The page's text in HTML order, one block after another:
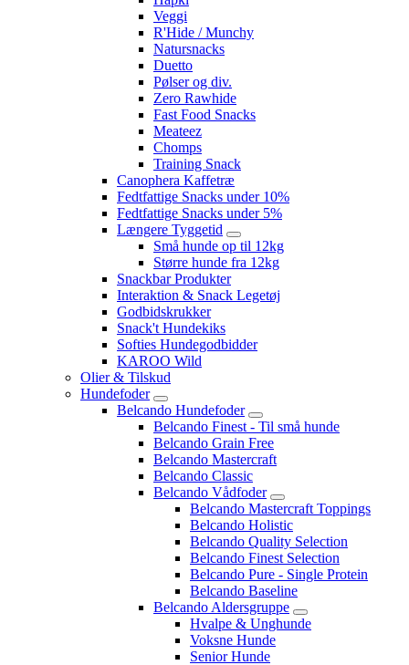
Veggi
R'Hide / Munchy
Natursnacks
Duetto
Pølser og div.
Zero Rawhide
Fast Food Snacks
Meateez
Chomps
Training Snack
Canophera Kaffetræ
Fedtfattige Snacks under 10%
Fedtfattige Snacks under 5%
Længere Tyggetid
Små hunde op til 12kg
Større hunde fra 12kg
Snackbar Produkter
Interaktion & Snack Legetøj
Godbidskrukker
Snack't Hundekiks
Softies Hundegodbidder
KAROO Wild
Olier & Tilskud
Hundefoder
Belcando Hundefoder
Belcando Finest - Til små hunde
Belcando Grain Free
Belcando Mastercraft
Belcando Classic
Belcando Vådfoder
Belcando Mastercraft Toppings
Belcando Holistic
Belcando Quality Selection
Belcando Finest Selection
Belcando Pure - Single Protein
Belcando Baseline
Belcando Aldersgruppe
Hvalpe & Unghunde
Voksne Hunde
Senior Hunde